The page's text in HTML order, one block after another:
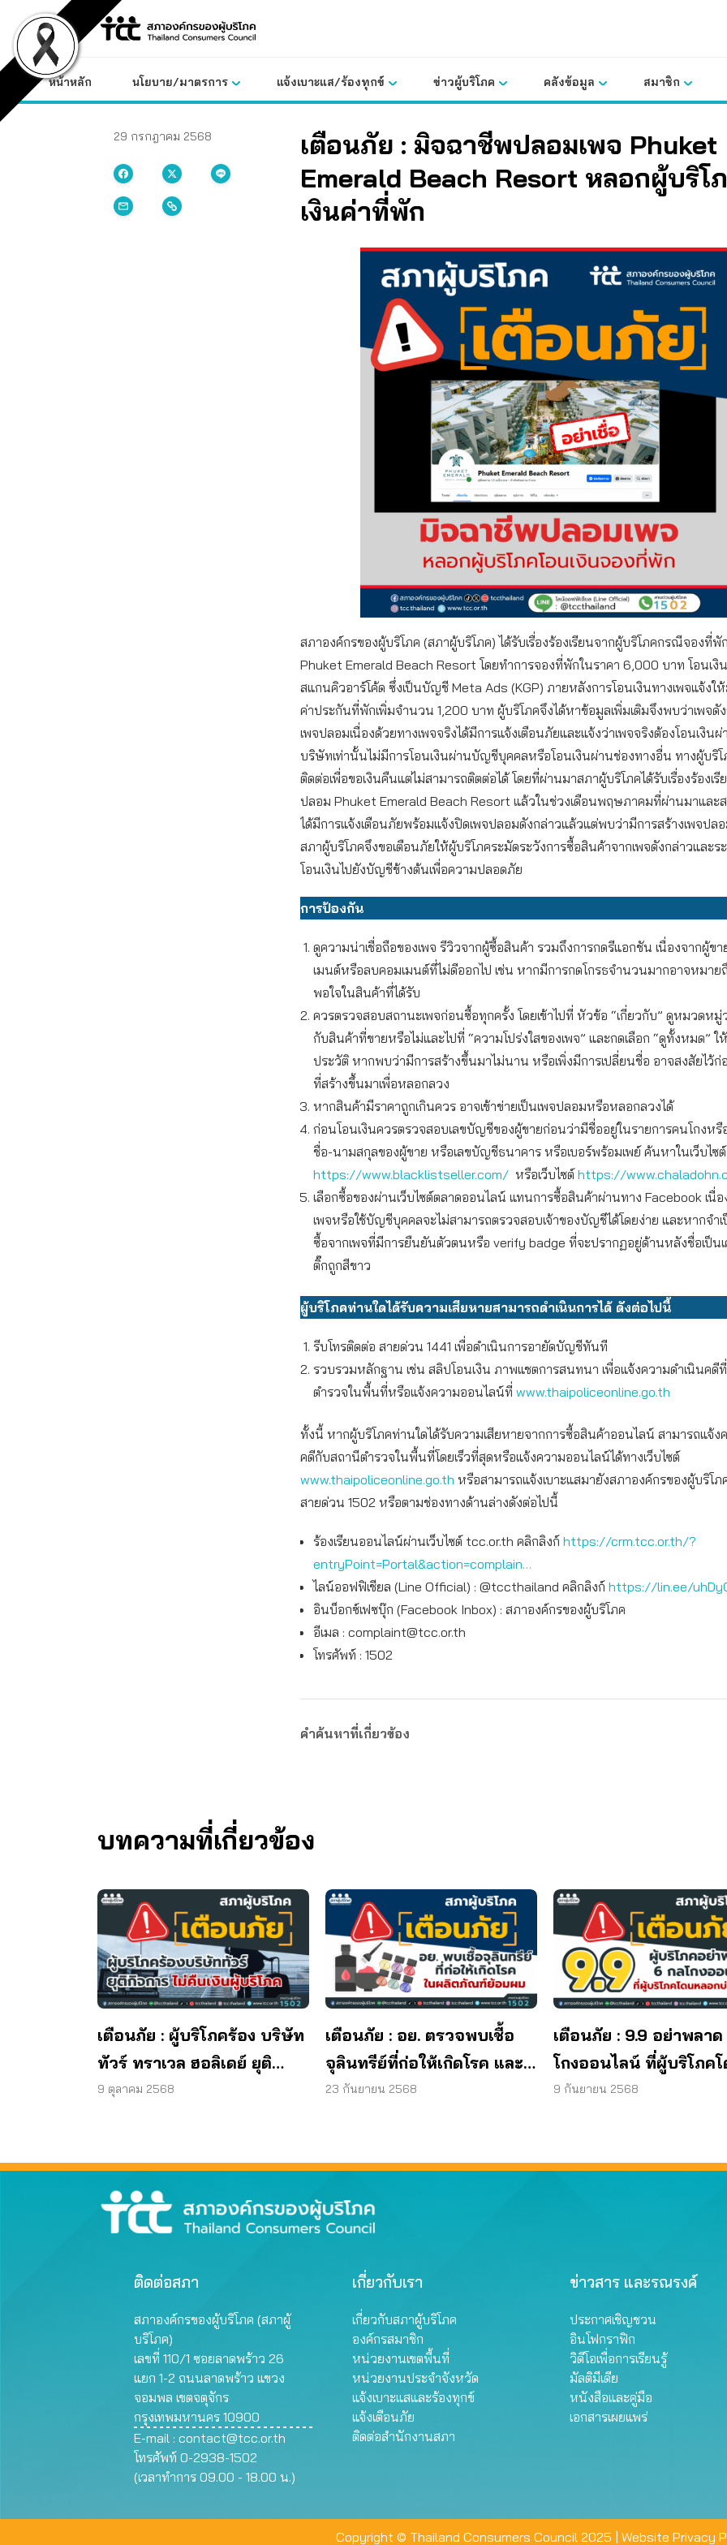
content
หน้าหลัก นโยบาย/มาตรการ แจ้งเบาะแส/ร้องทุกข์ ข่าวผู้บริโภค คลังข้อมูล สมาชิก
29 กรกฎาคม 2568
เตือนภัย : มิจฉาชีพปลอมเพจ Phuket
Emerald Beach Resort หลอกผู้บริโ
เงินค่าที่พัก
สภาองค์กรของผู้บริโภค (สภาผู้บริโภค) ได้รับเรื่องร้องเรียนจากผู้บริโภคกรณีจองที่พั
Phuket Emerald Beach Resort โดยทำการจองที่พักในราคา 6,000 บาท โอนเงิ
สแกนคิวอาร์โค้ด ซึ่งเป็นบัญชี Meta Ads (KGP) ภายหลังการโอนเงินทางเพจแจ้งใ
ค่าประกันที่พักเพิ่มจำนวน 1,200 บาท ผู้บริโภคจึงได้หาข้อมูลเพิ่มเติมจึงพบว่าเพจดั
เพจปลอมเนื่องด้วยทางเพจจริงได้มีการแจ้งเตือนภัยและแจ้งว่าเพจจริงต้องโอนเงิน
บริษัทเท่านั้นไม่มีการโอนเงินผ่านบัญชีบุคคลหรือโอนเงินผ่านช่องทางอื่น ทางผู้บริ
ติดต่อเพื่อขอเงินคืนแต่ไม่สามารถติตต่อได้ โดยที่ผ่านมาสภาผู้บริโภคได้รับเรื่องร้องเ
ปลอม Phuket Emerald Beach Resort แล้วในช่วงเดือนพฤษภาคมที่ผ่านมาและ
ได้มีการแจ้งเตือนภัยพร้อมแจ้งปิดเพจปลอมดังกล่าวแล้วแต่พบว่ามีการสร้างเพจปล
สภาผู้บริโภคจึงขอเตือนภัยให้ผู้บริโภคระมัดระวังการซื้อสินค้าจากเพจดังกล่าวและร
โอนเงินไปยังบัญชีข้างต้นเพื่อความปลอดภัย
การป้องกัน
ดูความน่าเชื่อถือของเพจ รีวิวจากผู้ซื้อสินค้า รวมถึงการกดรีแอกชัน เนื่องจากผู้ข
เมนต์หรือลบคอมเมนต์ที่ไม่ดีออกไป เช่น หากมีการกดโกรธจำนวนมากอาจหมาย
พอใจในสินค้าที่ได้รับ
ควรตรวจสอบสถานะเพจก่อนซื้อทุกครั้ง โดยเข้าไปที่ หัวข้อ “เกี่ยวกับ” ดูหมวดหมู่
กับสินค้าที่ขายหรือไม่และไปที่ “ความโปร่งใสของเพจ” และกดเลือก “ดูทั้งหมด” ใ
ประวัติ หากพบว่ามีการสร้างขึ้นมาไม่นาน หรือเพิ่งมีการเปลี่ยนชื่อ อาจสงสัยไว้ก่
ที่สร้างขึ้นมาเพื่อหลอกลวง
หากสินค้ามีราคาถูกเกินควร อาจเข้าข่ายเป็นเพจปลอมหรือหลอกลวงได้
ก่อนโอนเงินควรตรวจสอบเลขบัญชีของผู้ขายก่อนว่ามีชื่ออยู่ในรายการคนโกงหรื
ชื่อ-นามสกุลของผู้ขาย หรือเลขบัญชีธนาคาร หรือเบอร์พร้อมเพย์ ค้นหาในเว็บไซต์
https://www.blacklistseller.com/ หรือเว็บไซต์ https://
เลือกซื้อของผ่านเว็บไซต์ตลาดออนไลน์ แทนการซื้อสินค้าผ่านทาง Facebook เนื่อ
เพจหรือใช้บัญชีบุคคลจะไม่สามารถตรวจสอบเจ้าของบัญชีได้โดยง่าย และหากจำเ
ซื้อจากเพจที่มีการยืนยันตัวตนหรือ verify badge ที่จะปรากฏอยู่ด้านหลังชื่อเป็น
ติ๊กถูกสีขาว
ผู้บริโภคท่านใดได้รับความเสียหายสามารถดำเนินการได้ ดังต่อไปนี้
รีบโทรติดต่อ สายด่วน 1441 เพื่อดำเนินการอายัดบัญชีทันที
รวบรวมหลักฐาน เช่น สลิปโอนเงิน ภาพแชตการสนทนา เพื่อแจ้งความดำเนินคดี
ตำรวจในพื้นที่หรือแจ้งความออนไลน์ที่ www.thaipoliceonline.go.th
ทั้งนี้ หากผู้บริโภคท่านใดได้รับความเสียหายจากการซื้อสินค้าออนไลน์ สามารถแจ้ง
คดีกับสถานีตำรวจในพื้นที่โดยเร็วที่สุดหรือแจ้งความออนไลน์ได้ทางเว็บไซต์
www.thaipoliceonline.go.th หรือสามารถแจ้งเบาะแสมายังสภาองค์กรของผู้บริโภ
สายด่วน 1502 หรือตามช่องทางด้านล่างดังต่อไปนี้
ร้องเรียนออนไลน์ผ่านเว็บไซต์ tcc.or.th คลิกลิงก์ https://crm.tcc.or.th/?
entryPoint=Portal&action=complain…
ไลน์ออฟฟิเชียล (Line Official) : @tccthailand คลิกลิงก์ https://lin.ee/
อินบ็อกซ์เฟซบุ๊ก (Facebook Inbox) : สภาองค์กรของผู้บริโภค
อีเมล : complaint@tcc.or.th
โทรศัพท์ : 1502
คำค้นหาที่เกี่ยวข้อง
บทความที่เกี่ยวข้อง
เตือนภัย : ผู้บริโภคร้อง บริษัท
ทัวร์ ทราเวล ฮอลิเดย์ ยุติ
กิจการ ไม่คืนเงินผู้บริโภค
9 ตุลาคม 2568
เตือนภัย : อย. ตรวจพบเชื้อ
จุลินทรีย์ที่ก่อให้เกิดโรค และ
พบแบคทีเรีย ยีสต์ และรา เกิน
23 กันยายน 2568
เตือนภัย : 9.9 อย่าพลา
โกงออนไลน์ ที่ผู้บริโภค
หลอกบ่อยที่สุด
9 กันยายน 2568
ติดต่อสภา
สภาองค์กรของผู้บริโภค (สภาผู้
บริโภค)
เลขที่ 110/1 ซอยลาดพร้าว 26
แยก 1-2 ถนนลาดพร้าว แขวง
จอมพล เขตจตุจักร
กรุงเทพมหานคร 10900
E-mail : contact@tcc.or.th
โทรศัพท์ 0-2938-1502
(เวลาทำการ 09.00 - 18.00 น.)
เกี่ยวกับเรา
เกี่ยวกับสภาผู้บริโภค
องค์กรสมาชิก
หน่วยงานเขตพื้นที่
หน่วยงานประจำจังหวัด
แจ้งเบาะแสและร้องทุกข์
แจ้งเตือนภัย
ติดต่อสำนักงานสภา
ข่าวสาร และรณรงค์
ประกาศเชิญชวน
อินโฟกราฟิก
วิดีโอเพื่อการเรียนรู้
มัลติมีเดีย
หนังสือและคู่มือ
เอกสารเผยแพร่
Copyright © Thailand Consumers Council 2025 | Website Privacy